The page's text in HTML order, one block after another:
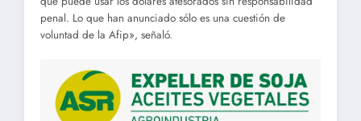
penal. Lo que han anunciado sólo es una cuestión de
voluntad de la Afip», señaló.